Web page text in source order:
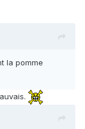
la pomme